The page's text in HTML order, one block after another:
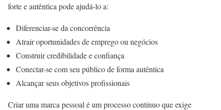
forte e autêntica pode ajudá-lo a:
Diferenciar-se da concorrência
Atrair oportunidades de emprego ou negócios
Construir credibilidade e confiança
Conectar-se com seu público de forma autêntica
Alcançar seus objetivos profissionais
Criar uma marca pessoal é um processo contínuo que exige